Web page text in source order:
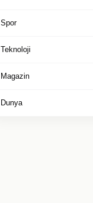
Spor
Teknoloji
Magazin
Dunya